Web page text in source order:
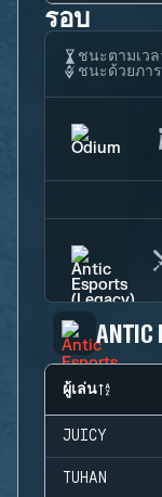
รอบ
ชนะตามเวล
ชนะด้วยภา
ANTIC
ผู้เล่น
JUICY
TUHAN